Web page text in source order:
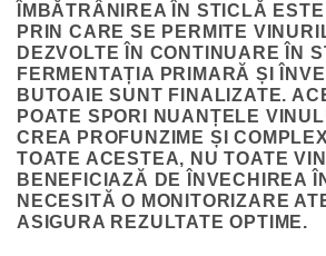
ÎMBĂTRÂNIREA ÎN STICLĂ
PRIN CARE SE PERMITE
DEZVOLTE ÎN CONTINUARE ÎN
FERMENTAȚIA PRIMARĂ ȘI
BUTOAIE SUNT FINALIZATE.
POATE SPORI NUANȚELE
CREA PROFUNZIME ȘI
TOATE ACESTEA, NU TOATE
BENEFICIAZĂ DE ÎNVECHIREA
NECESITĂ O MONITORIZARE
ASIGURA REZULTATE OPTIME.